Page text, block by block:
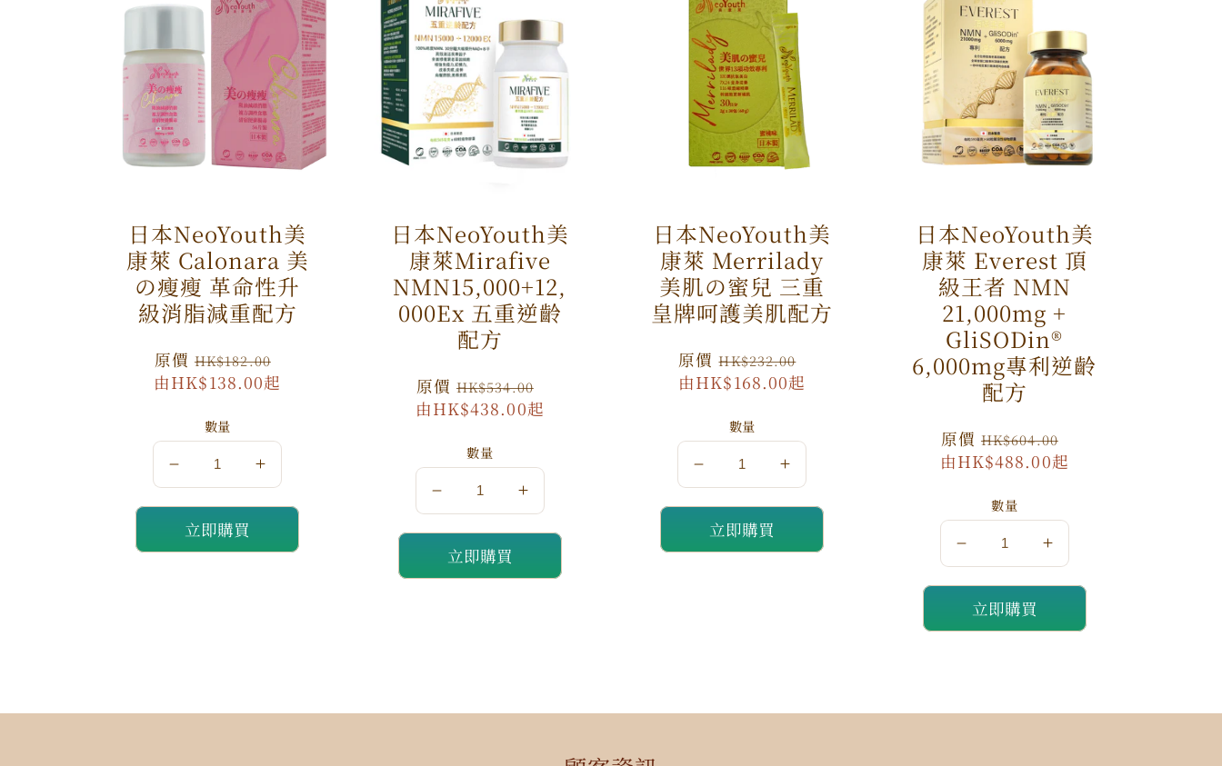
日本NeoYouth美
康萊 Calonara 美
の瘦瘦 革命性升
級消脂減重配方
原
價
原價 HK$182.00
由HK$138.00起
數量
量
減
少
量
加
立即購買
日本NeoYouth美
康萊Mirafive
NMN15,000+12,
000Ex 五重逆齡
配方
原
價
原價 HK$534.00
由HK$438.00起
數量
量
減
少
量
加
立即購買
日本NeoYouth美
康萊 Merrilady
美肌の蜜兒 三重
皇牌呵護美肌配方
原
價
原價HK$232.00
由HK$168.00起
數量
量
減
少
量
加
立即購買
日本NeoYouth美
康萊 Everest 頂
級王者 NMN
21,000mg +
GliSODin®️
6,000mg專利逆齡
配方
原
價
原價 HK$604.00
由HK$488.00起
數量
量
減
少
量
加
立即購買